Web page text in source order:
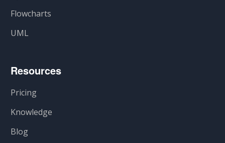
Flowcharts
UML
Resources
Pricing
Knowledge
Blog